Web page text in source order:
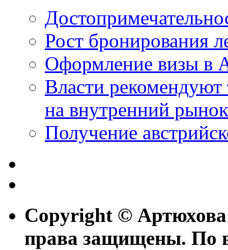
Рост бронирования
Оформление визы в
Власти
на внутренний рынок
Получение
Copyright © Артюхова
права защищены. По